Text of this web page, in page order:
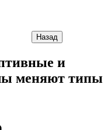
Назад
и
меняют типы